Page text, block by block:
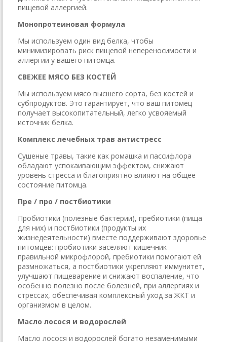
пищевой аллергией.
Монопротеиновая формула
Мы используем один вид белка, чтобы
минимизировать риск пищевой непереносимости и
аллергии у вашего питомца.
СВЕЖЕЕ МЯСО БЕЗ КОСТЕЙ
Мы используем мясо высшего сорта, без костей и
субпродуктов. Это гарантирует, что ваш питомец
получает высокопитательный, легко усвояемый
источник белка.
Комплекс лечебных трав антистресс
Сушеные травы, такие как ромашка и пассифлора
обладают успокаивающим эффектом, снижают
уровень стресса и благоприятно влияют на общее
состояние питомца.
Пре / про / постбиотики
Пробиотики (полезные бактерии), пребиотики (пища
для них) и постбиотики (продукты их
жизнедеятельности) вместе поддерживают здоровье
питомцев: пробиотики заселяют кишечник
правильной микрофлорой, пребиотики помогают ей
размножаться, а постбиотики укрепляют иммунитет,
улучшают пищеварение и снижают воспаление, что
особенно полезно после болезней, при аллергиях и
стрессах, обеспечивая комплексный уход за ЖКТ и
организмом в целом.
Масло лосося и водорослей
Масло лосося и водорослей богато незаменимыми